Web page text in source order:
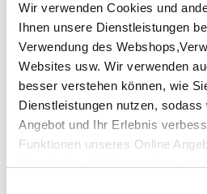
Wir verwenden Cookies und
Ihnen unsere Dienstleistungen
Verwendung des
Websites usw. Wir verwenden
besser verstehen können, wie
Dienstleistungen nutzen,
Angebot und Ihr Erlebnis
Funktionen unseres Online